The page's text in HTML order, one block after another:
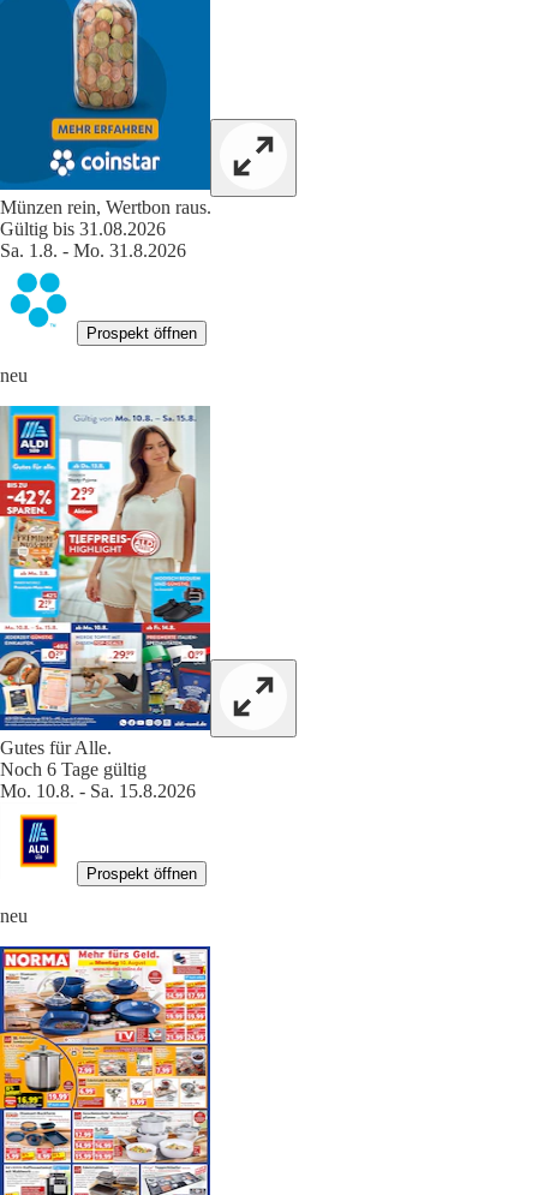
Münzen rein, Wertbon raus.
Gültig bis 31.08.2026
Sa. 1.8. - Mo. 31.8.2026
Prospekt öffnen
neu
Gutes für Alle.
Noch 6 Tage gültig
Mo. 10.8. - Sa. 15.8.2026
Prospekt öffnen
neu